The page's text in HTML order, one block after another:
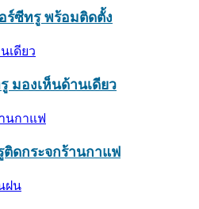
ร์ซีทรู พร้อมติดตั้ง
มองเห็นด้านเดียว
ติดกระจกร้านกาแฟ